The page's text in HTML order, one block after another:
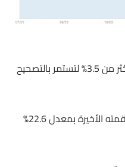
لتستمر بالتصحيح
الأخيرة بمعدل 22.6%